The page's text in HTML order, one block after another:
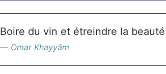
Boire du vin et étreindre la
Omar Khayyâm